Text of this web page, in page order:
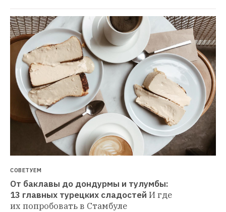
СОВЕТУЕМ
От баклавы до дондурмы и тулумбы:
13 главных турецких сладостей И где
их попробовать в Стамбуле